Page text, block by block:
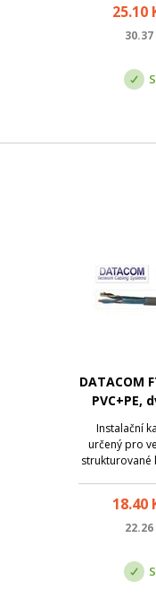
kolem všech
pro velmi
25.10
30.37
DATACOM
PVC+PE,
Instalační
určený pro
strukturované
datový
18.40
22.26